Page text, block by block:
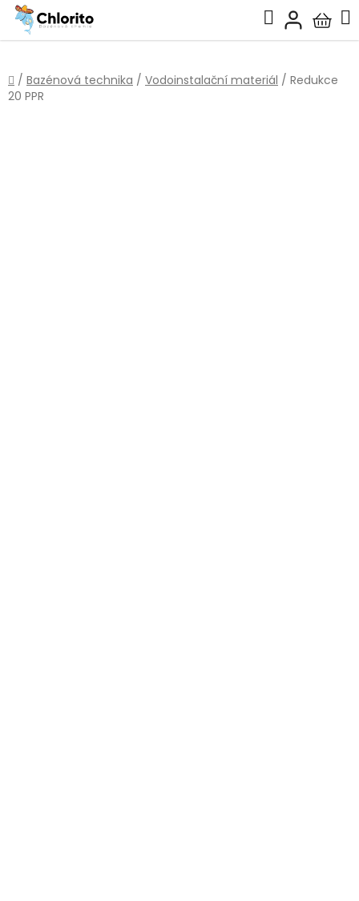
Přejít
obsah
Hledat
košík
Domů
/ Bazénová technika / Vodoinstalační materiál / Redukce
20 PPR